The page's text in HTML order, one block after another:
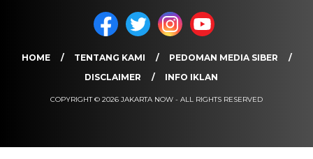
HOME TENTANG KAMI
PEDOMAN MEDIA SIBER
DISCLAIMER
INFO IKLAN
COPYRIGHT © 2026 JAKARTA NOW - ALL RIGHTS RESERVED